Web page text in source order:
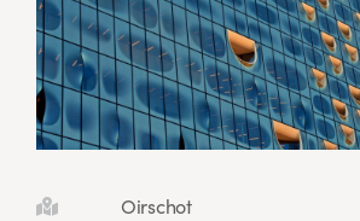
Oirschot